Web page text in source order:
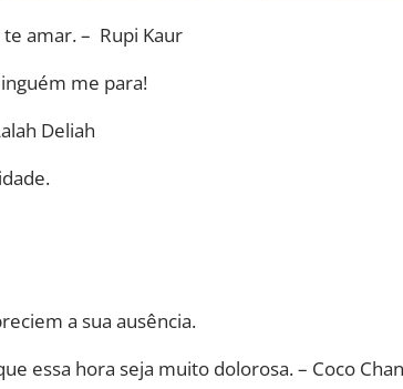
amar. – Rupi Kaur
me para!
Deliah
a sua ausência.
essa hora seja muito dolorosa. – Coco